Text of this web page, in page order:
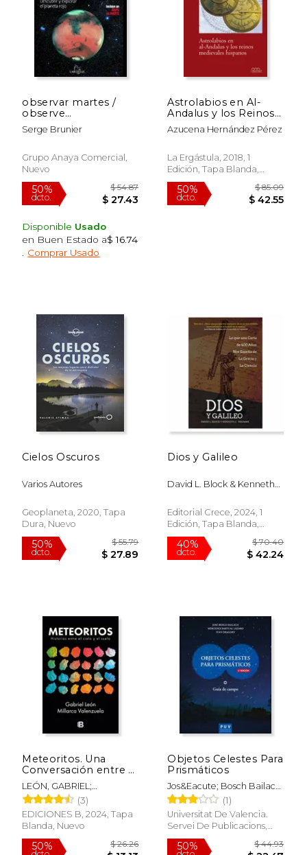
$ 30.80
50%
dcto. $ 69.39
50%
dcto. $
observar martes /
observe
mars,descubrir y
explorar el planeta
explore the red
planet
Serge Brunier
Grupo Anaya Comercial,
Nuevo
50%
dcto. $ 27.43
Disponible Usado
en Buen Estado a$ 16.74
Comprar Usado
Astrolabios en Al-
Andalus y los Reinos
Medievales Hispanos
Azucena Hernández Pérez
La Ergástula, 2018, 1
Edición, Tapa Blanda,
Nuevo
50%
dcto.
Cielos Oscuros
Varios Autores
Geoplaneta, 2020, Tapa
Dura, Nuevo
Dios y Galileo
David L. Block & Kenneth
Editorial Crece, 2024, 1
Edición, Tapa Blanda,
Nuevo
Meteoritos. Una
Conversación entre el
suelo y el cielo
LEÓN, GABRIEL;
VALENZUELA PICÓN,
EDITH MILLARCA
(3)
EDICIONES B, 2024, Tapa
Blanda, Nuevo
Objetos Celestes Para
Prismáticos
Jos&Eacute; Bosch Bailach;
Mercedes Bartual
L&Aacute;Zaro; Ivan
Dragoev
(1)
Universitat De Valencia.
Servei De Publicacions,
2020, Encuadernación En
Espiral, Nuevo